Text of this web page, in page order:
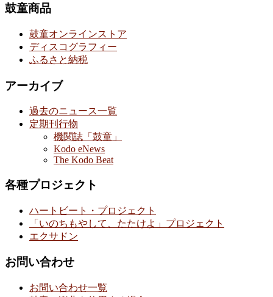
鼓童商品
鼓童オンラインストア
ディスコグラフィー
ふるさと納税
アーカイブ
過去のニュース一覧
定期刊行物
機関誌「鼓童」
Kodo eNews
The Kodo Beat
各種プロジェクト
ハートビート・プロジェクト
「いのちもやして、たたけよ」プロジェクト
エクサドン
お問い合わせ
お問い合わせ一覧